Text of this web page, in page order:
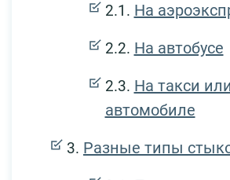
На
На автобусе
На такси или
автомобиле
Разные типы